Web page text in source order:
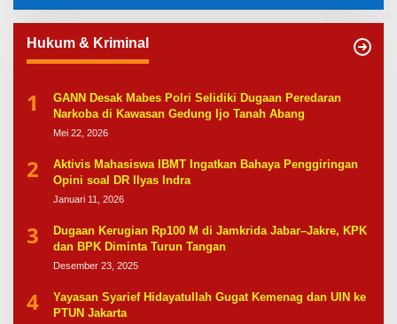
Hukum & Kriminal
1
GANN Desak Mabes Polri Selidiki Dugaan Peredaran
Narkoba di Kawasan Gedung Ijo Tanah Abang
Mei 22, 2026
2
Aktivis Mahasiswa IBMT Ingatkan Bahaya Penggiringan
Opini soal DR Ilyas Indra
Januari 11, 2026
3
Dugaan Kerugian Rp100 M di Jamkrida Jabar–Jakre, KPK
dan BPK Diminta Turun Tangan
Desember 23, 2025
4
Yayasan Syarief Hidayatullah Gugat Kemenag dan UIN ke
PTUN Jakarta